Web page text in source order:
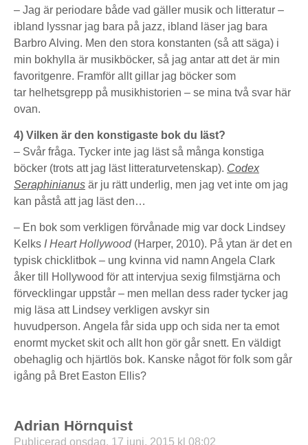
– Jag är periodare både vad gäller musik och litteratur –
ibland lyssnar jag bara på jazz, ibland läser jag bara
Barbro Alving. Men den stora konstanten (så att säga) i
min bokhylla är musikböcker, så jag antar att det är min
favoritgenre. Framför allt gillar jag böcker som
tar helhetsgrepp på musikhistorien – se mina två svar här
ovan.
4) Vilken är den konstigaste bok du läst?
– Svår fråga. Tycker inte jag läst så många konstiga
böcker (trots att jag läst litteraturvetenskap). Codex
Seraphinianus är ju rätt underlig, men jag vet inte om jag
kan påstå att jag läst den…
– En bok som verkligen förvånade mig var dock Lindsey
Kelks I Heart Hollywood(Harper, 2010). På ytan är det en
typisk chicklitbok – ung kvinna vid namn Angela Clark
åker till Hollywood för att intervjua sexig filmstjärna och
förvecklingar uppstår – men mellan dess rader tycker jag
mig läsa att Lindsey verkligen avskyr sin
huvudperson. Angela får sida upp och sida ner ta emot
enormt mycket skit och allt hon gör går snett. En väldigt
obehaglig och hjärtlös bok. Kanske något för folk som går
igång på Bret Easton Ellis?
Adrian Hörnquist
Publicerad onsdag, 17 juni, 2015 kl 08:02